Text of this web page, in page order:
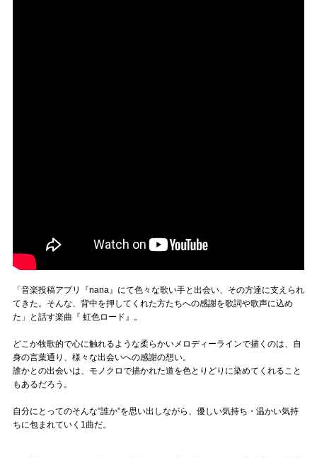
「音楽投稿アプリ『nana』にて色々な歌い手と出会い、その方達に支えられ
てきた。そんな、背中を押してくれた方たちへの感謝を歌詞や歌声に込め
た」と話す楽曲『 虹色ロード』。
どこか牧歌的で心に触れるような柔らかいメロディーラインで描くのは、自
身の言葉通り、様々な出会いへの感謝の想い。
誰かとの出会いは、モノクロで描かれた道を色とりどりに染めてくれること
もあるだろう。
自分にとってのそんな”誰か”を思い出しながら、優しい気持ち・温かい気持
ちに包まれていく1曲だ。